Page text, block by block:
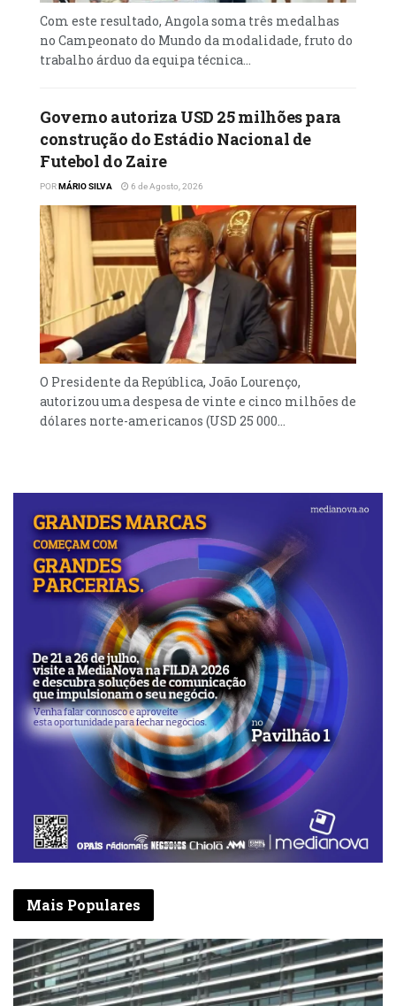
Com este resultado, Angola soma três medalhas
no Campeonato do Mundo da modalidade, fruto do
trabalho árduo da equipa técnica...
Governo autoriza USD 25 milhões para
construção do Estádio Nacional de
Futebol do Zaire
POR MÁRIO SILVA 6 de Agosto, 2026
O Presidente da República, João Lourenço,
autorizou uma despesa de vinte e cinco milhões de
dólares norte-americanos (USD 25 000...
Mais Populares